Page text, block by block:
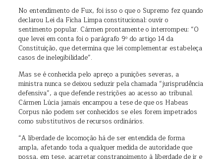
No entendimento de Fux, foi isso o que o Supremo fez quando
declarou Lei da Ficha Limpa constitucional: ouvir o
sentimento popular. Cármen prontamente o interrompeu: “O
que levei em conta foi o parágrafo 9º do artigo 14 da
Constituição, que determina que lei complementar estabeleça
casos de inelegibilidade”.
Mas se é conhecida pelo apreço a punições severas, a
ministra nunca se deixou seduzir pela chamada “jurisprudência
defensiva”, a que defende restrições ao acesso ao tribunal.
Cármen Lúcia jamais encampou a tese de que os Habeas
Corpus não podem ser conhecidos se eles forem impetrados
como substitutivos de recursos ordinários.
“A liberdade de locomoção há de ser entendida de forma
ampla, afetando toda a qualquer medida de autoridade que